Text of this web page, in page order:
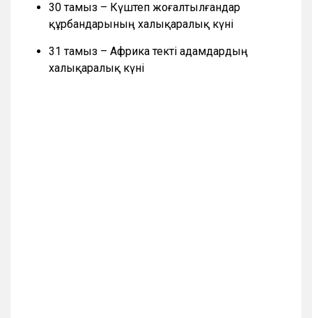
30 тамыз – Күштеп жоғалтылғандар
құрбандарының халықаралық күні
31 тамыз – Африка текті адамдардың
халықаралық күні